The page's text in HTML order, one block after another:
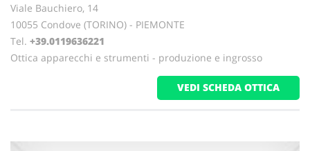
Viale Bauchiero, 14
10055 Condove (TORINO) - PIEMONTE
Tel. +39.0119636221
Ottica apparecchi e strumenti - produzione e ingrosso
VEDI SCHEDA OTTICA